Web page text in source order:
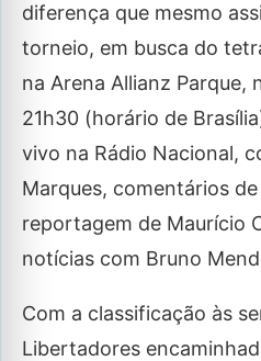
diferença que mesmo
torneio, em busca do
na Arena Allianz Parque,
21h30 (horário de
vivo na Rádio Nacional,
Marques, comentários
reportagem de Maurício
notícias com Bruno
Com a classificação às
Libertadores